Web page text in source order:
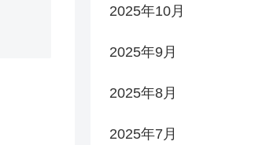
2025年10月
2025年9月
2025年8月
2025年7月